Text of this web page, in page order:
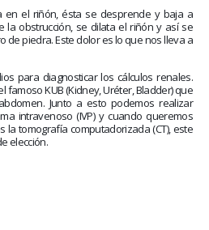
en el riñón, ésta se desprende y baja a
la obstrucción, se dilata el riñón y así se
de piedra. Este dolor es lo que nos lleva a
para diagnosticar los cálculos renales.
famoso KUB (Kidney, Uréter, Bladder) que
Junto a esto podemos realizar
intravenoso (IVP) y cuando queremos
la tomografía computadorizada (CT), este
elección.